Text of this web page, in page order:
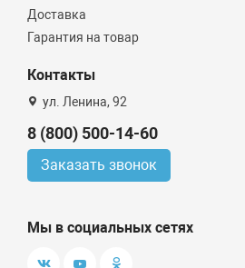
Доставка
Гарантия на товар
Контакты
ул. Ленина, 92
8 (800) 500-14-60
Заказать звонок
Мы в социальных сетях